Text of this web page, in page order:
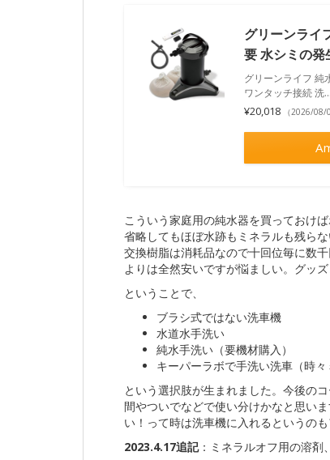
グリーンライ
要 水シミの
グリーンライフ 純
ワンタッチ接続 洗…
¥20,018 （2026/
こういう家庭用の純水器を買っておけ
省略してもほぼ水跡もミネラルも残ら
交換樹脂は消耗品なので十回位毎に数
よりは全然安いですが悩ましい。グッ
ということで、
ブラシ式ではない洗車機
水道水手洗い
純水手洗い（要機材購入）
キーパーラボで手洗い洗車（時々
という選択肢が生まれました。今後の
間やついでなどで使い分けかなと思い
い！って時は洗車機に入れるというのも
2023.4.17追記：ミネラルオフ用の溶剤